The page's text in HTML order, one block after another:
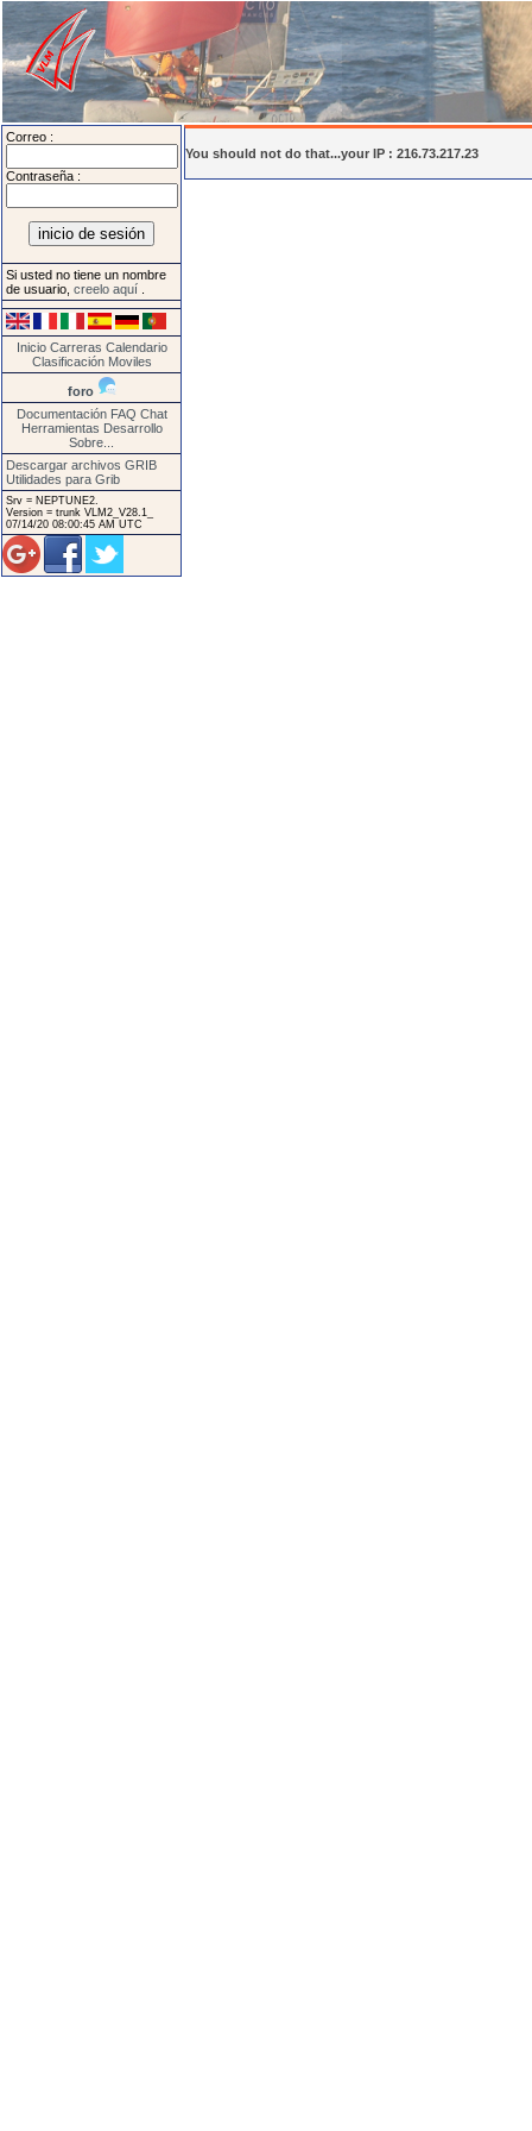
Correo :
Contraseña :
Si usted no tiene un nombre
de usuario, creelo aquí
Inicio Carreras Calendario
Clasificación Moviles
foro
Documentación FAQ Chat
Herramientas Desarrollo
Sobre...
Descargar archivos GRIB
Utilidades para Grib
Srv = NEPTUNE2.
Version = trunk VLM2_V28.1_
07/14/20 08:00:45 AM UTC
You should not do that...your IP : 216.73.217.23